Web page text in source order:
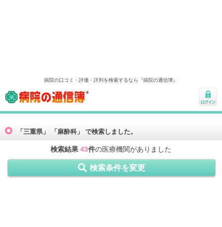
病院の口コミ・評価・評判を検索するなら『病院の通信簿』
病院の通信簿
ログ
「三重県」 「麻酔科」 で検索しました。
検索結果 43件の医療機関がありました
検索条件を変更